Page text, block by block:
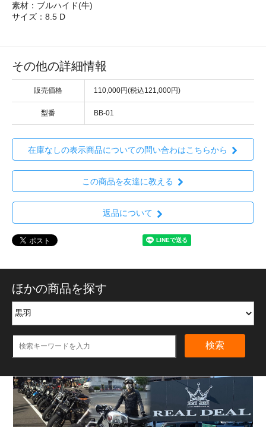
素材：ブルハイド(牛)
サイズ：8.5 D
その他の詳細情報
販売価格 110,000円(税込121,000円)
型番 BB-01
在庫なしの表示商品についての問い合わはこちらから
この商品を友達に教える
返品について
ほかの商品を探す
検索